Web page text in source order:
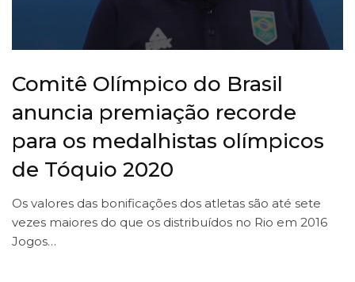
Comitê Olímpico do Brasil
anuncia premiação recorde
para os medalhistas olímpicos
de Tóquio 2020
Os valores das bonificações dos atletas são até sete
vezes maiores do que os distribuídos no Rio em 2016
Jogos…